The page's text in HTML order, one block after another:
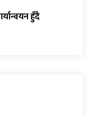
हुँदै